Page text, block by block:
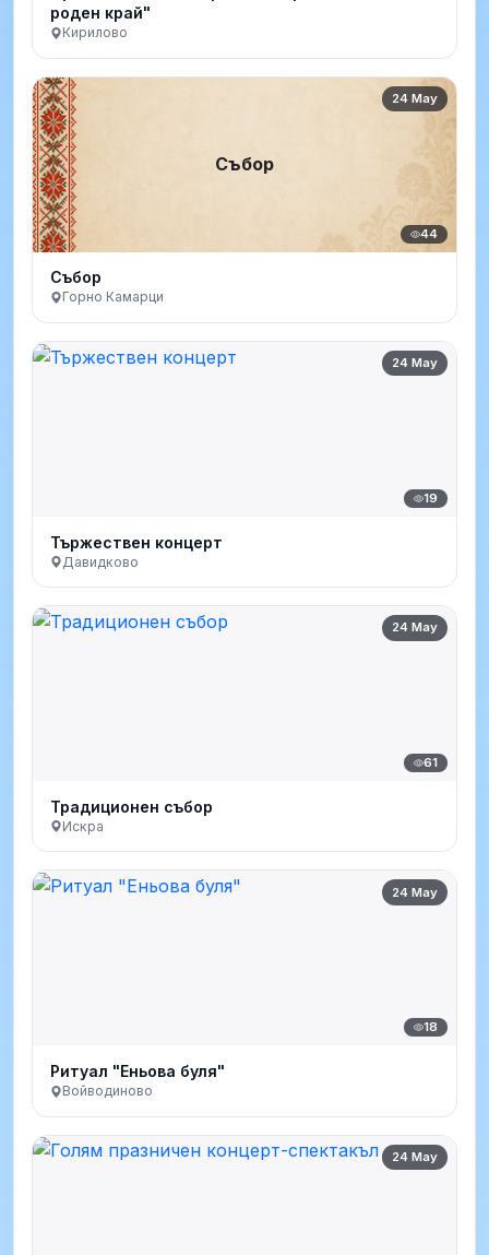
роден край"
Кирилово
Събор
24 May
44
Събор
Горно Камарци
24 May
19
Тържествен концерт
Давидково
24 May
61
Традиционен събор
Искра
24 May
18
Ритуал "Еньова буля"
Войводиново
24 May